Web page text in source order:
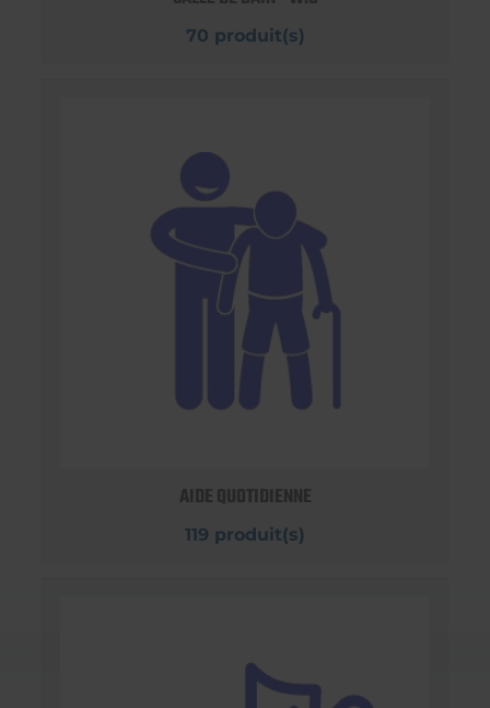
70 produit(s)
AIDE QUOTIDIENNE
119 produit(s)